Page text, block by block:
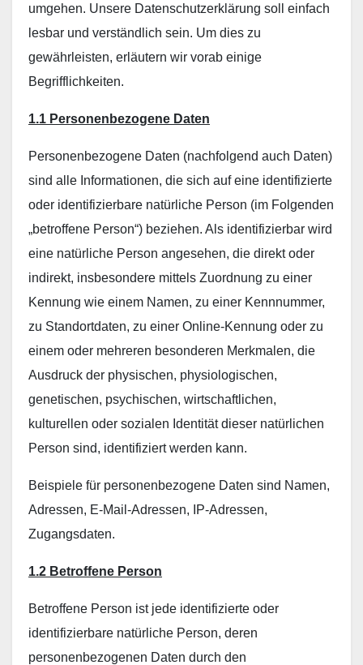
umgehen. Unsere Datenschutzerklärung soll einfach
lesbar und verständlich sein. Um dies zu
gewährleisten, erläutern wir vorab einige
Begrifflichkeiten.
1.1 Personenbezogene Daten
Personenbezogene Daten (nachfolgend auch Daten)
sind alle Informationen, die sich auf eine identifizierte
oder identifizierbare natürliche Person (im Folgenden
„betroffene Person“) beziehen. Als identifizierbar wird
eine natürliche Person angesehen, die direkt oder
indirekt, insbesondere mittels Zuordnung zu einer
Kennung wie einem Namen, zu einer Kennnummer,
zu Standortdaten, zu einer Online-Kennung oder zu
einem oder mehreren besonderen Merkmalen, die
Ausdruck der physischen, physiologischen,
genetischen, psychischen, wirtschaftlichen,
kulturellen oder sozialen Identität dieser natürlichen
Person sind, identifiziert werden kann.
Beispiele für personenbezogene Daten sind Namen,
Adressen, E-Mail-Adressen, IP-Adressen,
Zugangsdaten.
1.2 Betroffene Person
Betroffene Person ist jede identifizierte oder
identifizierbare natürliche Person, deren
personenbezogenen Daten durch den